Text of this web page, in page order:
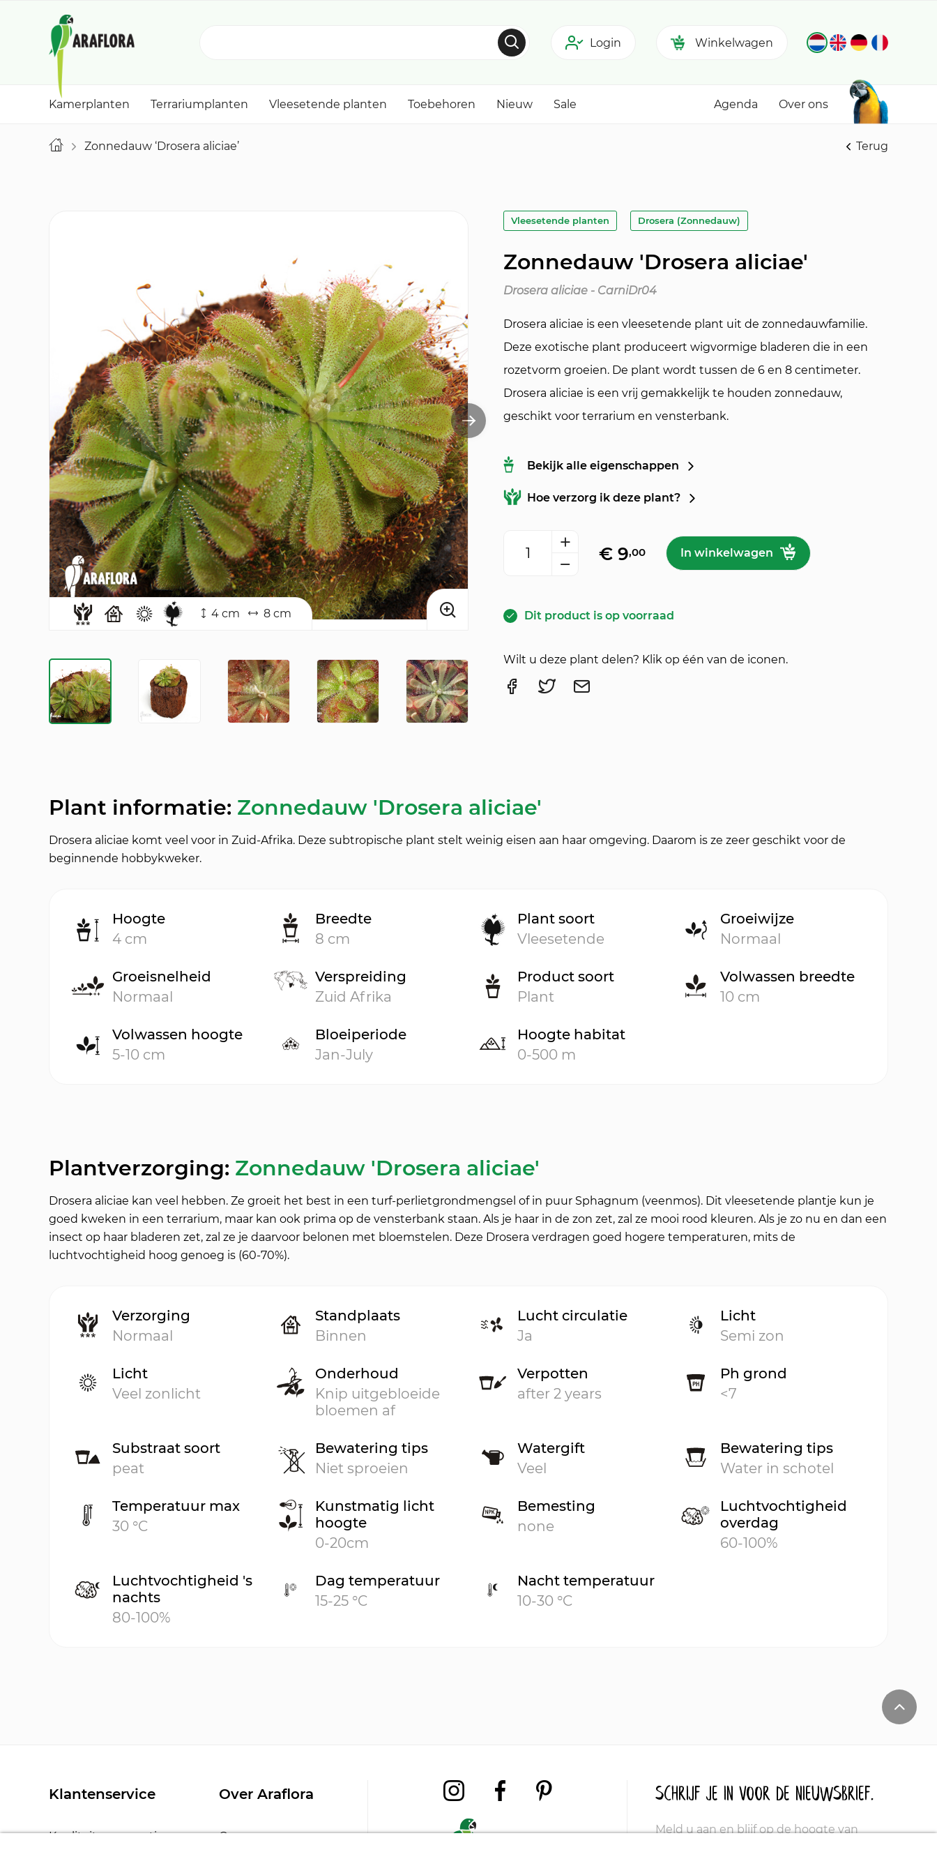
Login Winkelwagen
Kamerplanten Terrariumplanten Vleesetende planten Toebehoren Nieuw Sale Agenda Over ons
Zonnedauw ‘Drosera aliciae’ Terug
4 cm 8 cm
Vleesetende planten Drosera (Zonnedauw)
Zonnedauw 'Drosera aliciae'
Drosera aliciae - CarniDr04
Drosera aliciae is een vleesetende plant uit de zonnedauwfamilie.
Deze exotische plant produceert wigvormige bladeren die in een
rozetvorm groeien. De plant wordt tussen de 6 en 8 centimeter.
Drosera aliciae is een vrij gemakkelijk te houden zonnedauw,
geschikt voor terrarium en vensterbank.
Bekijk alle eigenschappen
Hoe verzorg ik deze plant?
Zonnedauw 'Drosera aliciae' aantal
€ 9,00 In winkelwagen
Dit product is op voorraad
Wilt u deze plant delen? Klik op één van de iconen.
Plant informatie: Zonnedauw 'Drosera aliciae'
Drosera aliciae komt veel voor in Zuid-Afrika. Deze subtropische plant stelt weinig eisen aan haar omgeving. Daarom is ze zeer geschikt voor de
beginnende hobbykweker.
Hoogte
4 cm
Breedte
8 cm
Plant soort
Vleesetende
Groeiwijze
Normaal
Groeisnelheid
Normaal
Verspreiding
Zuid Afrika
Product soort
Plant
Volwassen breedte
10 cm
Volwassen hoogte
5-10 cm
Bloeiperiode
Jan-July
Hoogte habitat
0-500 m
Plantverzorging: Zonnedauw 'Drosera aliciae'
Drosera aliciae kan veel hebben. Ze groeit het best in een turf-perlietgrondmengsel of in puur Sphagnum (veenmos). Dit vleesetende plantje kun je
goed kweken in een terrarium, maar kan ook prima op de vensterbank staan. Als je haar in de zon zet, zal ze mooi rood kleuren. Als je zo nu en dan een
insect op haar bladeren zet, zal ze je daarvoor belonen met bloemstelen. Deze Drosera verdragen goed hogere temperaturen, mits de
luchtvochtigheid hoog genoeg is (60-70%).
Verzorging
Normaal
Standplaats
Binnen
Lucht circulatie
Ja
Licht
Semi zon
Licht
Veel zonlicht
Onderhoud
Knip uitgebloeide
bloemen af
Verpotten
after 2 years
Ph grond
<7
Substraat soort
peat
Bewatering tips
Niet sproeien
Watergift
Veel
Bewatering tips
Water in schotel
Temperatuur max
30 °C
Kunstmatig licht
hoogte
0-20cm
Bemesting
none
Luchtvochtigheid
overdag
60-100%
Luchtvochtigheid 's
nachts
80-100%
Dag temperatuur
15-25 °C
Nacht temperatuur
10-30 °C
Klantenservice
Kwaliteit en garantie
Over Araflora
Over ons
Schrijf je in voor de nieuwsbrief.
Meld u aan en blijf op de hoogte van